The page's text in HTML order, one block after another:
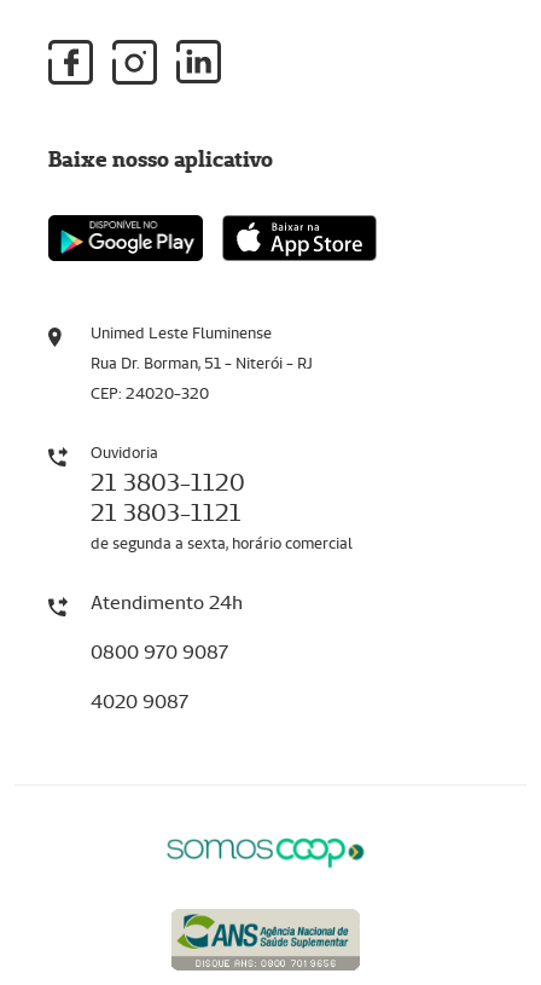
Unimed Leste Fluminense
Rua Dr. Borman, 51 - Niterói - RJ
CEP: 24020-320
Ouvidoria
21 3803-1120
21 3803-1121
de segunda a sexta, horário comercial
Atendimento 24h
0800 970 9087
4020 9087
Baixe nosso aplicativo